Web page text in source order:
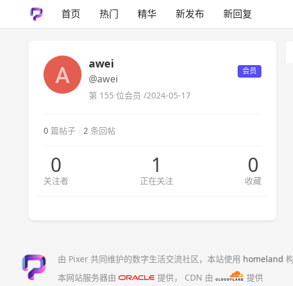
首页 热门 精华 新发布 新回复
awei
@awei
会员
第 155 位会员 /2024-05-17
0 篇帖子 / 2 条回帖
0
关注者
1
正在关注
0
收藏
由 Pixer 共同维护的数字生活交流社区，本站使用 homeland
本网站服务器由
提供， CDN 由 提供